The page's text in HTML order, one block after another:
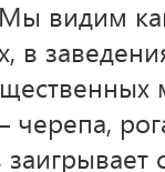
видим
в
черепа,